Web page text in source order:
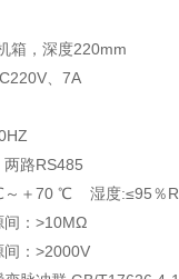
箱，深度220mm
、7A
路RS485
～＋70 ℃ 湿度:≤95％
间：>10MΩ
间：>2000V